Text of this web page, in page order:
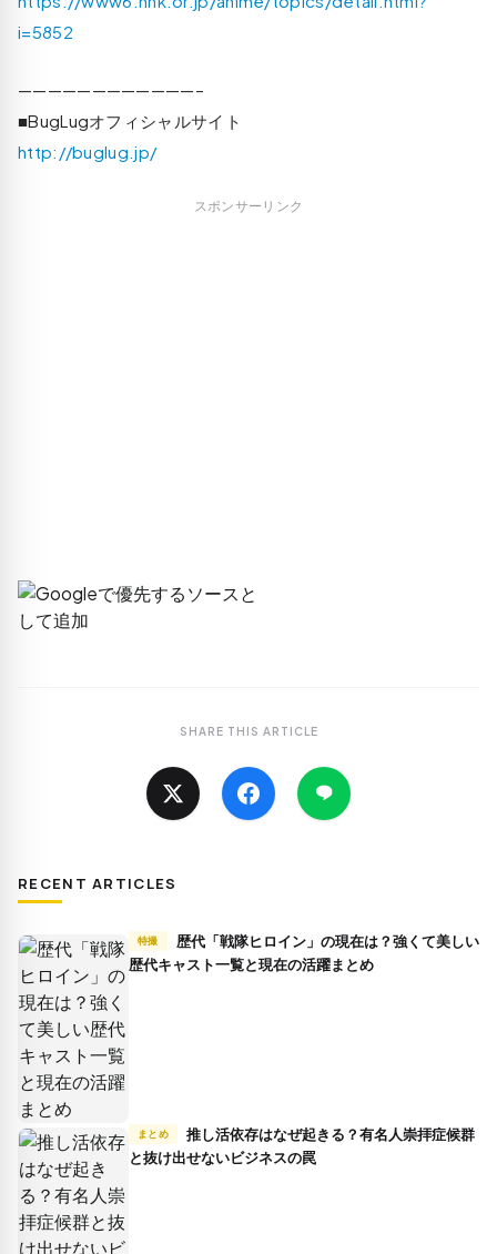
i=5852
————————————–
■BugLugオフィシャルサイト
http://buglug.jp/
スポンサーリンク
SHARE THIS ARTICLE
RECENT ARTICLES
特撮
歴代キャスト一覧と現在の活躍まとめ
まとめ
推し活依存はなぜ起きる？有名人崇拝症候群
と抜け出せないビジネスの罠